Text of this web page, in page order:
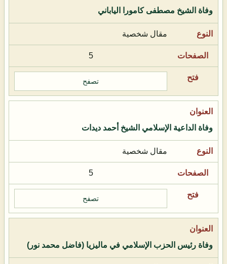
وفاة الشيخ مصطفى كامورا الياباني
مقال شخصية
5
تصفح
وفاة الداعية الإسلامي الشيخ أحمد ديدات
مقال شخصية
5
تصفح
وفاة رئيس الحزب الإسلامي في ماليزيا (فاضل محمد نور)